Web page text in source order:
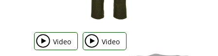
Video Video